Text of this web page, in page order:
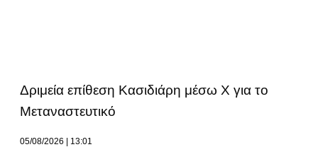
Δριμεία επίθεση Κασιδιάρη μέσω Χ για το
Μεταναστευτικό
05/08/2026 13:01